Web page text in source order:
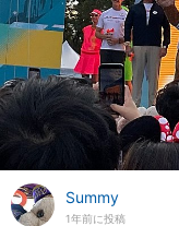
Summy
1年前に投稿